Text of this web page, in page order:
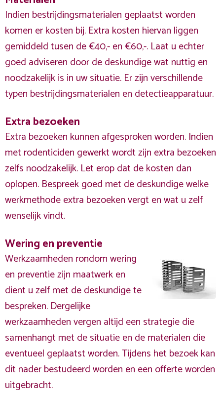
Indien bestrijdingsmaterialen geplaatst worden
komen er kosten bij. Extra kosten hiervan liggen
gemiddeld tusen de €40,- en €60,-. Laat u echter
goed adviseren door de deskundige wat nuttig en
noodzakelijk is in uw situatie. Er zijn verschillende
typen bestrijdingsmaterialen en detectieapparatuur.
Extra bezoeken
Extra bezoeken kunnen afgesproken worden. Indien
met rodenticiden gewerkt wordt zijn extra bezoeken
zelfs noodzakelijk. Let erop dat de kosten dan
oplopen. Bespreek goed met de deskundige welke
werkmethode extra bezoeken vergt en wat u zelf
wenselijk vindt.
Wering en preventie
Werkzaamheden rondom wering
en preventie zijn maatwerk en
dient u zelf met de deskundige te
bespreken. Dergelijke
werkzaamheden vergen altijd een strategie die
samenhangt met de situatie en de materialen die
eventueel geplaatst worden. Tijdens het bezoek kan
dit nader bestudeerd worden en een offerte worden
uitgebracht.